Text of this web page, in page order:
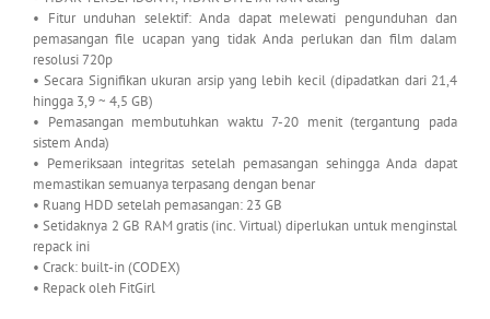
• Fitur unduhan selektif: Anda dapat melewati pengunduhan dan
pemasangan file ucapan yang tidak Anda perlukan dan film dalam
resolusi 720p
• Secara Signifikan ukuran arsip yang lebih kecil (dipadatkan dari 21,4
hingga 3,9 ~ 4,5 GB)
• Pemasangan membutuhkan waktu 7-20 menit (tergantung pada
sistem Anda)
• Pemeriksaan integritas setelah pemasangan sehingga Anda dapat
memastikan semuanya terpasang dengan benar
• Ruang HDD setelah pemasangan: 23 GB
• Setidaknya 2 GB RAM gratis (inc. Virtual) diperlukan untuk menginstal
repack ini
• Crack: built-in (CODEX)
• Repack oleh FitGirl